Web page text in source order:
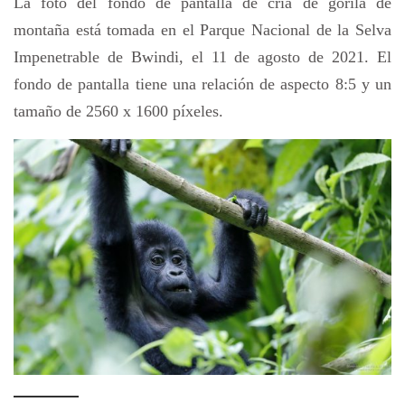
montaña está tomada en el Parque Nacional de la Selva
Impenetrable de Bwindi, el 11 de agosto de 2021. El
fondo de pantalla tiene una relación de aspecto 8:5 y un
tamaño de 2560 x 1600 píxeles.